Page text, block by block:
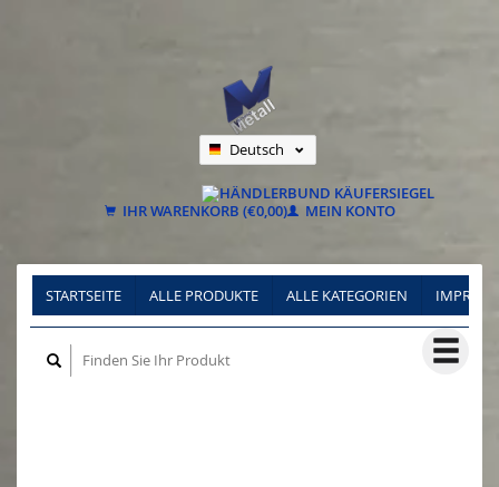
Deutsch
Français
IHR WARENKORB (€0,00) MEIN KONTO
STARTSEITE ALLE PRODUKTE ALLE KATEGORIEN